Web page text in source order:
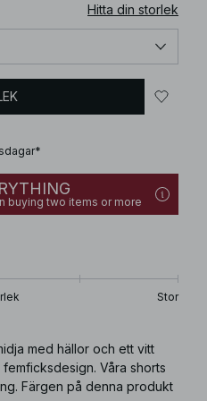
Hitta din storlek
buying two items or more
Stor
med hällor och ett vitt
Våra shorts
Färgen på denna produkt